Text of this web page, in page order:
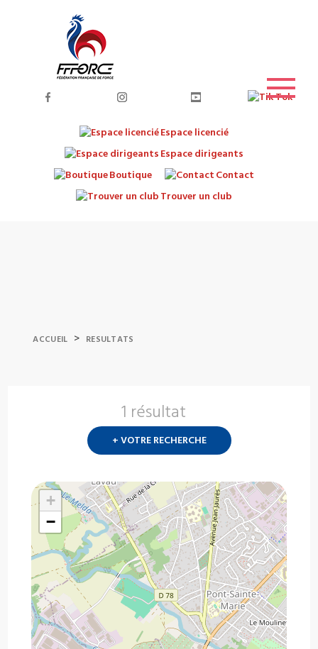
Espace licencié
Espace dirigeants
Boutique
Contact
Trouver un club
ACCUEIL > RESULTATS
1 résultat
+ VOTRE RECHERCHE
+
−